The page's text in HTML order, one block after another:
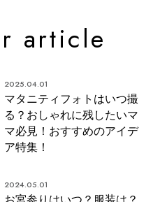
article
2025.04.01
マタニティフォトはいつ撮
る？おしゃれに残したいマ
マ必見！おすすめのアイデ
ア特集！
2024.05.01
お宮参りはいつ？服装は？